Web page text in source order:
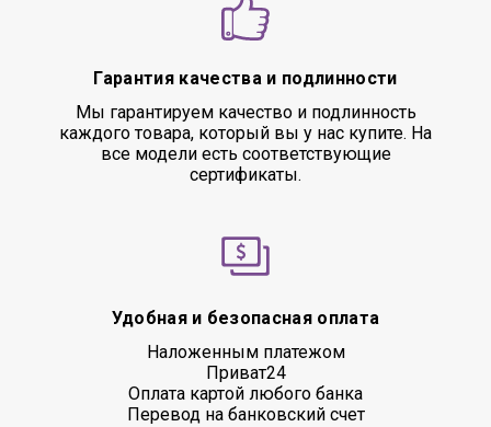
Гарантия качества и подлинности
Мы гарантируем качество и подлинность
каждого товара, который вы у нас купите. На
все модели есть соответствующие
сертификаты.
Удобная и безопасная оплата
Наложенным платежом
Приват24
Оплата картой любого банка
Перевод на банковский счет